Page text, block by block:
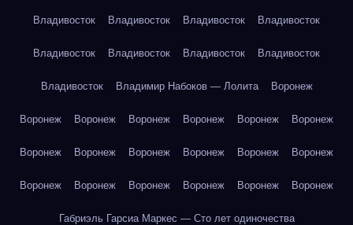
Владивосток Владивосток Владивосток Владивосток
Владивосток Владивосток Владивосток Владивосток
Владивосток Владимир Набоков — Лолита Воронеж
Воронеж Воронеж Воронеж Воронеж Воронеж Воронеж
Воронеж Воронеж Воронеж Воронеж Воронеж Воронеж
Воронеж Воронеж Воронеж Воронеж Воронеж Воронеж
Габриэль Гарсиа Маркес — Сто лет одиночества